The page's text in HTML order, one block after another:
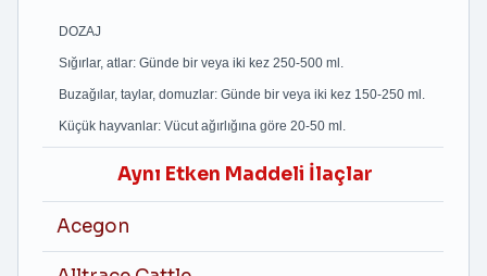
DOZAJ
Sığırlar, atlar: Günde bir veya iki kez 250-500 ml.
Buzağılar, taylar, domuzlar: Günde bir veya iki kez 150-250 ml.
Küçük hayvanlar: Vücut ağırlığına göre 20-50 ml.
Aynı Etken Maddeli İlaçlar
Acegon